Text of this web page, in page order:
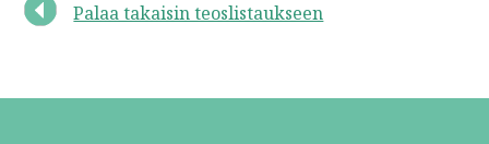
Palaa takaisin teoslistaukseen